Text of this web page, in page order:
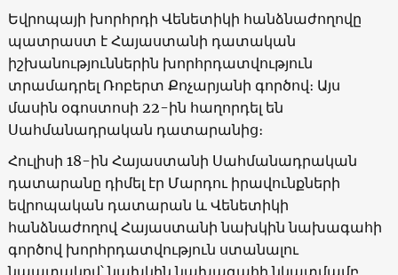
Եվրոպայի խորհրդի Վենետիկի հանձնաժողովը
պատրաստ է Հայաստանի դատական
իշխանություններին խորհրդատվություն
տրամադրել Ռոբերտ Քոչարյանի գործով։ Այս
մասին օգոստոսի 22-ին հաղորդել են
Սահմանադրական դատարանից։
Հուլիսի 18-ին Հայաստանի Սահմանադրական
դատարանը դիմել էր Մարդու իրավունքների
եվրոպական դատարան և Վենետիկի
հանձնաժողով Հայաստանի նախկին նախագահի
գործով խորհրդատվություն ստանալու
նպատակով՝ նախկին նախագահի նկատմամբ